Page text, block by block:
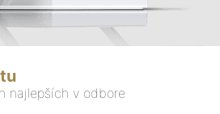
najlepších v odbore